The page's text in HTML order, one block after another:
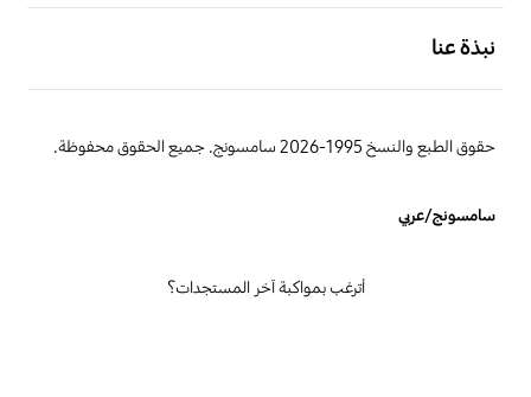
نبذة عنا
حقوق الطبع والنسخ 1995-2026 سامسونج. جميع الحقوق محفوظة.
سامسونج/عربي
أترغب بمواكبة آخر المستجدات؟